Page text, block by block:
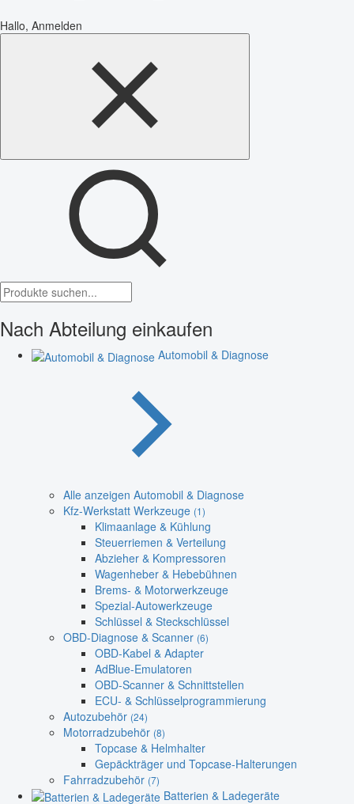
Hallo, Anmelden
Nach Abteilung einkaufen
Automobil & Diagnose
Alle anzeigen Automobil & Diagnose
Kfz-Werkstatt Werkzeuge (1)
Klimaanlage & Kühlung
Steuerriemen & Verteilung
Abzieher & Kompressoren
Wagenheber & Hebebühnen
Brems- & Motorwerkzeuge
Spezial-Autowerkzeuge
Schlüssel & Steckschlüssel
OBD-Diagnose & Scanner (6)
OBD-Kabel & Adapter
AdBlue-Emulatoren
OBD-Scanner & Schnittstellen
ECU- & Schlüsselprogrammierung
Autozubehör (24)
Motorradzubehör (8)
Topcase & Helmhalter
Gepäckträger und Topcase-Halterungen
Fahrradzubehör (7)
Batterien & Ladegeräte